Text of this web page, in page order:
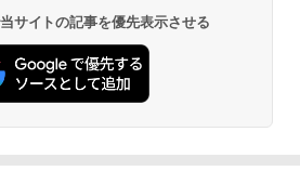
い 知育玩具 英語教育
5,478
ク
ーター ペットボトル 静岡県産 500ミリリ
ル (Smart Basic)
DIGITAL)
サイトの記事を優先表示させる